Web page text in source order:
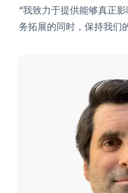
“我致力于提供能够真正
务拓展的同时，保持我们